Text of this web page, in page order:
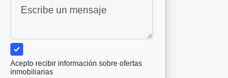
Acepto recibir información sobre ofertas
inmobiliarias